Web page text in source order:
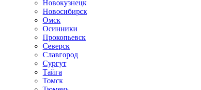
Новокузнецк
Новосибирск
Омск
Осинники
Прокопьевск
Северск
Славгород
Сургут
Тайга
Томск